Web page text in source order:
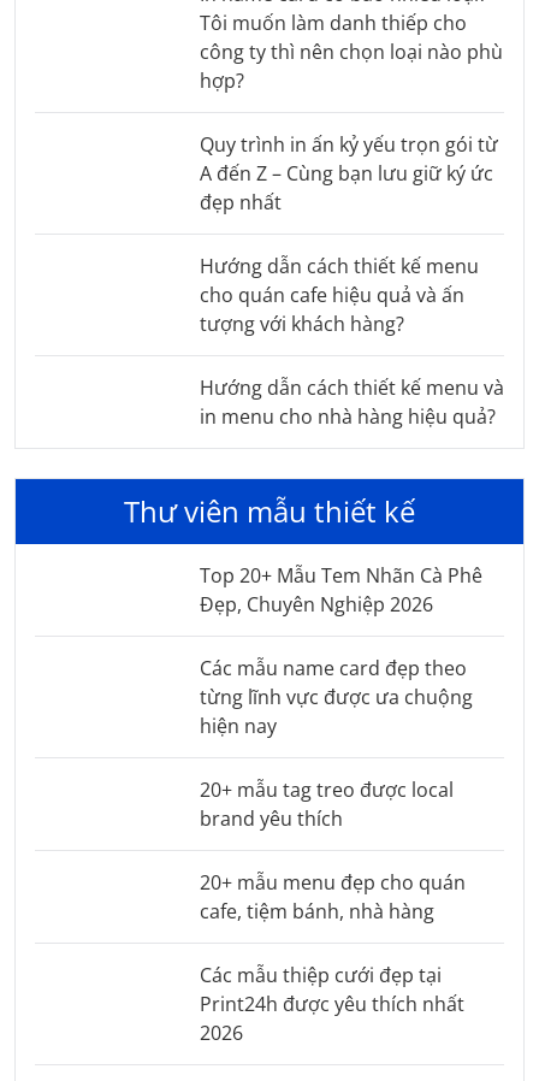
Tôi muốn làm danh thiếp cho
công ty thì nên chọn loại nào phù
hợp?
Quy trình in ấn kỷ yếu trọn gói từ
A đến Z – Cùng bạn lưu giữ ký ức
đẹp nhất
Hướng dẫn cách thiết kế menu
cho quán cafe hiệu quả và ấn
tượng với khách hàng?
Hướng dẫn cách thiết kế menu và
in menu cho nhà hàng hiệu quả?
Thư viên mẫu thiết kế
Top 20+ Mẫu Tem Nhãn Cà Phê
Đẹp, Chuyên Nghiệp 2026
Các mẫu name card đẹp theo
từng lĩnh vực được ưa chuộng
hiện nay
20+ mẫu tag treo được local
brand yêu thích
20+ mẫu menu đẹp cho quán
cafe, tiệm bánh, nhà hàng
Các mẫu thiệp cưới đẹp tại
Print24h được yêu thích nhất
2026